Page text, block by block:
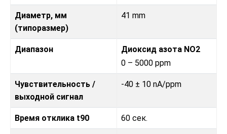
Диаметр, мм
(типоразмер)
41 mm
Диапазон
Диоксид азота NO2
0 – 5000 ppm
Чувствительность /
выходной сигнал
-40 ± 10 nA/ppm
Время отклика t90 60 сек.